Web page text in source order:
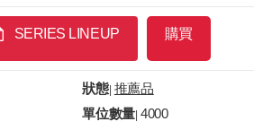
SERIES LINEUP 購買
狀態| 推薦品
單位數量 |4000